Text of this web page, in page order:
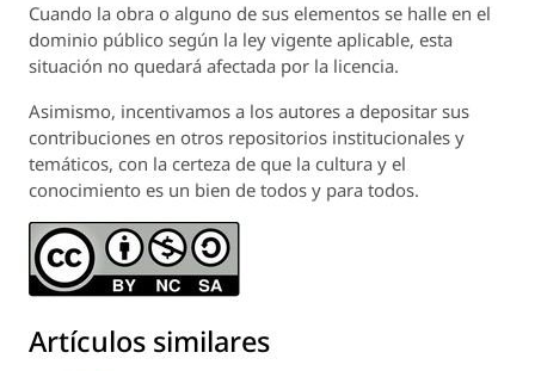
Cuando la obra o alguno de sus elementos se halle en el
dominio público según la ley vigente aplicable, esta
situación no quedará afectada por la licencia.
Asimismo, incentivamos a los autores a depositar sus
contribuciones en otros repositorios institucionales y
temáticos, con la certeza de que la cultura y el
conocimiento es un bien de todos y para todos.
Artículos similares